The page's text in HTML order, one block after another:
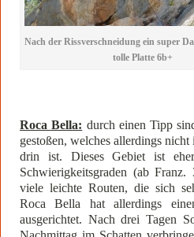
Nach der Rissverschneidung ein super
tolle Platte 6b+
Roca Bella: durch einen Tipp
gestoßen, welches allerdings
drin ist. Dieses Gebiet ist
Schwierigkeitsgraden (ab
viele leichte Routen, die sich
Roca Bella hat allerdings
ausgerichtet. Nach drei Tagen